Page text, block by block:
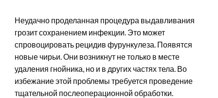
Неудачно проделанная процедура выдавливания
грозит сохранением инфекции. Это может
спровоцировать рецидив фурункулеза. Появятся
новые чирьи. Они возникнут не только в месте
удаления гнойника, но и в других частях тела. Во
избежание этой проблемы требуется проведение
тщательной послеоперационной обработки.